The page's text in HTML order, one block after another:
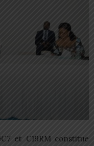
et C19RM constitue